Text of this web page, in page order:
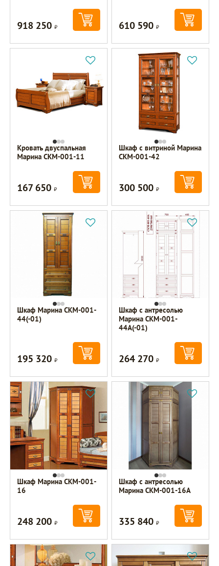
918 250Р 610 590Р
Кровать двуспальная
Марина СКМ-001-11
167 650Р
Шкаф с витриной Марина
СКМ-001-42
300 500Р
Шкаф Марина СКМ-001-
44(-01)
195 320Р
Шкаф с антресолью
Марина СКМ-001-
44А(-01)
264 270Р
Шкаф Марина СКМ-001-
16
248 200Р
Шкаф с антресолью
Марина СКМ-001-16А
335 840Р